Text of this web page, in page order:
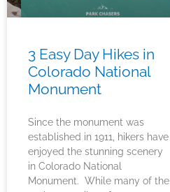
3 Easy Day Hikes in
Colorado National
Monument
Since the monument was
established in 1911, hikers have
enjoyed the stunning scenery
in Colorado National
Monument. While many of the